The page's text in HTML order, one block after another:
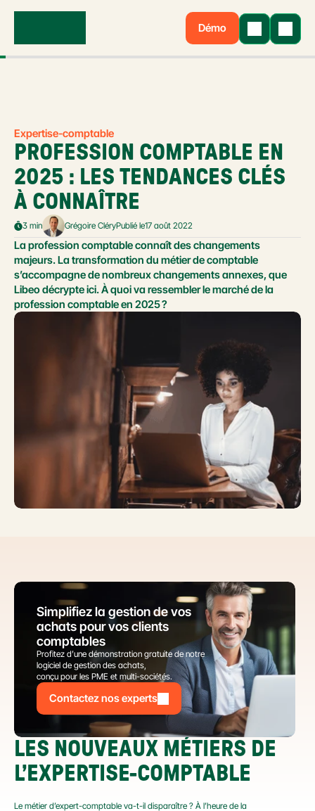
Démo
Expertise-comptable
PROFESSION COMPTABLE EN
2025 : LES TENDANCES CLÉS
À CONNAÎTRE
3 min Grégoire CléryPublié le17 août 2022
La profession comptable connaît des changements
majeurs. La transformation du métier de comptable
s’accompagne de nombreux changements annexes, que
Libeo décrypte ici. À quoi va ressembler le marché de la
profession comptable en 2025 ?
Simplifiez la gestion de vos
achats pour vos clients
comptables
Profitez d’une démonstration gratuite de notre
logiciel de gestion des achats,
conçu pour les PME et multi-sociétés.
Contactez nos experts
LES NOUVEAUX MÉTIERS DE
L’EXPERTISE-COMPTABLE